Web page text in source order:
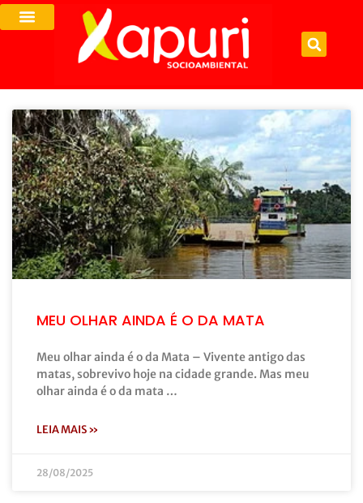
MEU OLHAR AINDA É O DA MATA
Meu olhar ainda é o da Mata – Vivente antigo das
matas, sobrevivo hoje na cidade grande. Mas meu
olhar ainda é o da mata …
LEIA MAIS »
28/08/2025